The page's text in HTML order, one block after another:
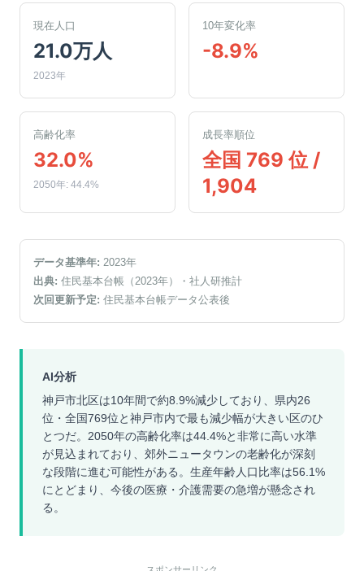
現在人口
21.0万人
2023年
10年変化率
-8.9%
高齢化率
32.0%
2050年: 44.4%
成長率順位
全国 769 位 /
1,904
データ基準年: 2023年
出典: 住民基本台帳（2023年）
・社人研推計
次回更新予定: 住民基本台帳データ公表後
AI分析
神戸市北区は10年間で約8.9%減少しており、県内26
位・全国769位と神戸市内で最も減少幅が大きい区のひ
とつだ。2050年の高齢化率は44.4%と非常に高い水準
が見込まれており、郊外ニュータウンの老齢化が深刻
な段階に進む可能性がある。生産年齢人口比率は56.1%
にとどまり、今後の医療・介護需要の急増が懸念され
る。